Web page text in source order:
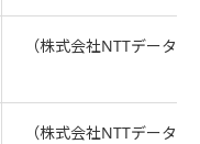
（株式会社NTTデータ
（株式会社NTTデータ